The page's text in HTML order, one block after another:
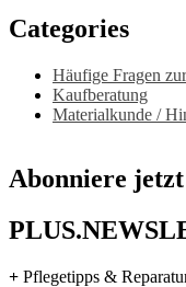
Categories
Häufige Fragen
Kaufberatung
Materialkunde /
Abonniere
+ Pflegetipps &